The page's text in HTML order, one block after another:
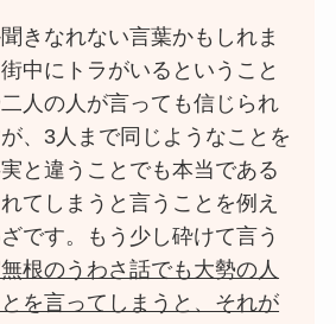
きなれない言葉かもしれま
中にトラがいるということ
人の人が言っても信じられ
、3人まで同じようなことを
と違うことでも本当である
てしまうと言うことを例え
です。もう少し砕けて言う
根のうわさ話でも大勢の人
を言ってしまうと、それが